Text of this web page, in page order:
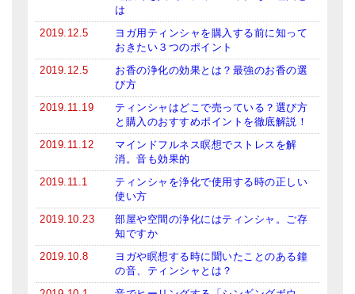
は
2019.12.5
ヨガ用ティンシャを購入する前に知って
おきたい３つのポイント
2019.12.5
お香の浄化の効果とは？最強のお香の選
び方
2019.11.19
ティンシャはどこで売っている？選び方
と購入のおすすめポイントを徹底解説！
2019.11.12
マインドフルネス瞑想でストレスを解
消。音も効果的
2019.11.1
ティンシャを浄化で使用する時の正しい
使い方
2019.10.23
部屋や空間の浄化にはティンシャ。ご存
知ですか
2019.10.8
ヨガや瞑想する時に聞いたことのある鐘
の音、ティンシャとは？